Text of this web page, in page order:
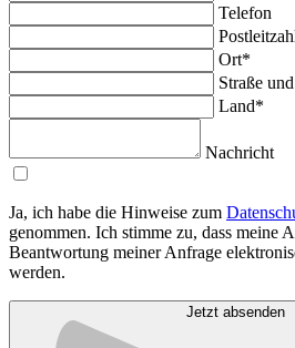
Telefon
Ort*
Straße
Land*
Nachricht
Ja, ich habe die Hinweise zum
genommen. Ich stimme zu, dass meine
Beantwortung meiner Anfrage
werden.
Jetzt absenden